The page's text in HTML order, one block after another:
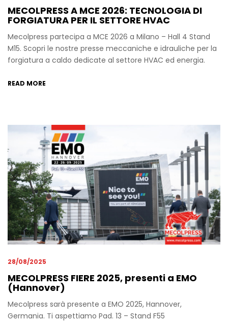
MECOLPRESS A MCE 2026: TECNOLOGIA DI
FORGIATURA PER IL SETTORE HVAC
Mecolpress partecipa a MCE 2026 a Milano – Hall 4 Stand
M15. Scopri le nostre presse meccaniche e idrauliche per la
forgiatura a caldo dedicate al settore HVAC ed energia.
READ MORE
28/08/2025
MECOLPRESS FIERE 2025, presenti a EMO
(Hannover)
Mecolpress sarà presente a EMO 2025, Hannover,
Germania. Ti aspettiamo Pad. 13 – Stand F55